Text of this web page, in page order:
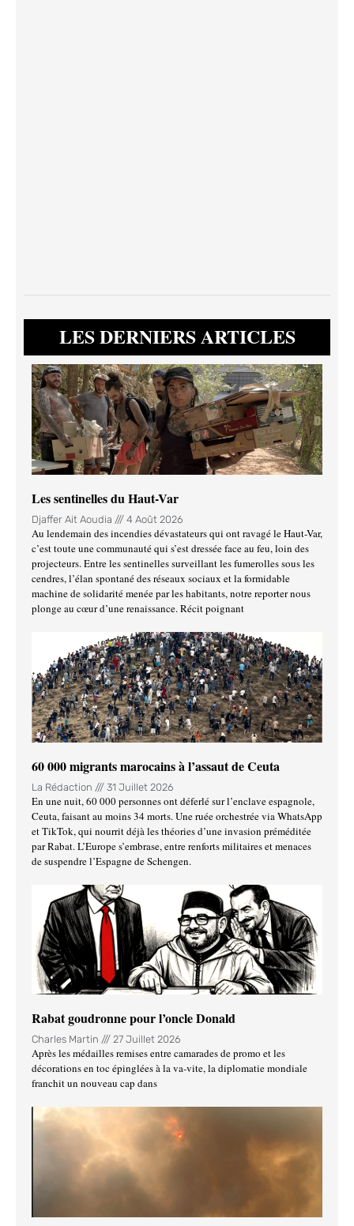
LES DERNIERS ARTICLES
Les sentinelles du Haut-Var
Djaffer Ait Aoudia 4 Août 2026
Au lendemain des incendies dévastateurs qui ont ravagé le Haut-Var,
c’est toute une communauté qui s’est dressée face au feu, loin des
projecteurs. Entre les sentinelles surveillant les fumerolles sous les
cendres, l’élan spontané des réseaux sociaux et la formidable
machine de solidarité menée par les habitants, notre reporter nous
plonge au cœur d’une renaissance. Récit poignant
60 000 migrants marocains à l’assaut de Ceuta
La Rédaction 31 Juillet 2026
En une nuit, 60 000 personnes ont déferlé sur l’enclave espagnole,
Ceuta, faisant au moins 34 morts. Une ruée orchestrée via WhatsApp
et TikTok, qui nourrit déjà les théories d’une invasion préméditée
par Rabat. L’Europe s’embrase, entre renforts militaires et menaces
de suspendre l’Espagne de Schengen.
Rabat goudronne pour l’oncle Donald
Charles Martin 27 Juillet 2026
Après les médailles remises entre camarades de promo et les
décorations en toc épinglées à la va-vite, la diplomatie mondiale
franchit un nouveau cap dans